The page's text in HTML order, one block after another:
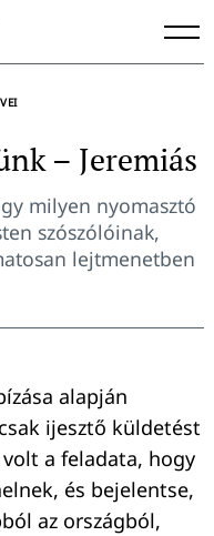
– Jeremiás
milyen nyomasztó
szószólóinak,
lejtmenetben
alapján
ijesztő küldetést
a feladata, hogy
és bejelentse,
az országból,